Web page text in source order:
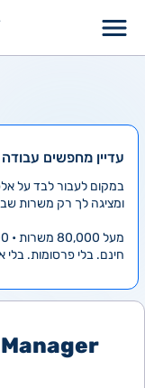
עדיין מחפשים
ומציגה לך רק משרות
מעל 80,000 משרות • 4,000 חדשות ביום
חינם. בלי פרסומות. בלי